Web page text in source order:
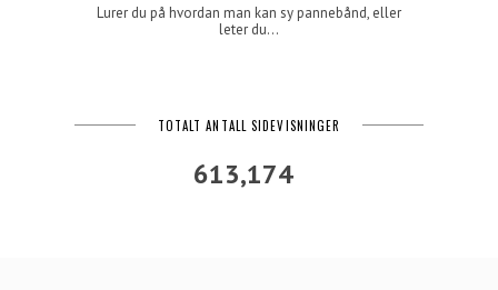
Lurer du på hvordan man kan sy pannebånd, eller
leter du...
TOTALT ANTALL SIDEVISNINGER
613,174